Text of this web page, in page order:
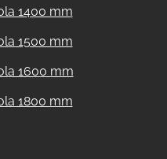
1400 mm
1500 mm
1600 mm
1800 mm